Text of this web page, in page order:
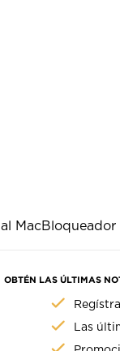
MacBloqueador
OBTÉN LAS ÚLTIMAS
Las